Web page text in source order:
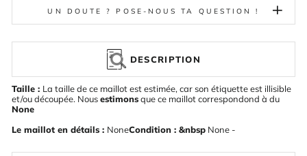
UN DOUTE ? POSE-NOUS TA QUESTION !
DESCRIPTION
Taille : La taille de ce maillot est estimée, car son étiquette est illisible
et/ou découpée. Nousestimonsque ce maillot correspondond à du
None
Le maillot en détails : NoneCondition : &nbsp None -